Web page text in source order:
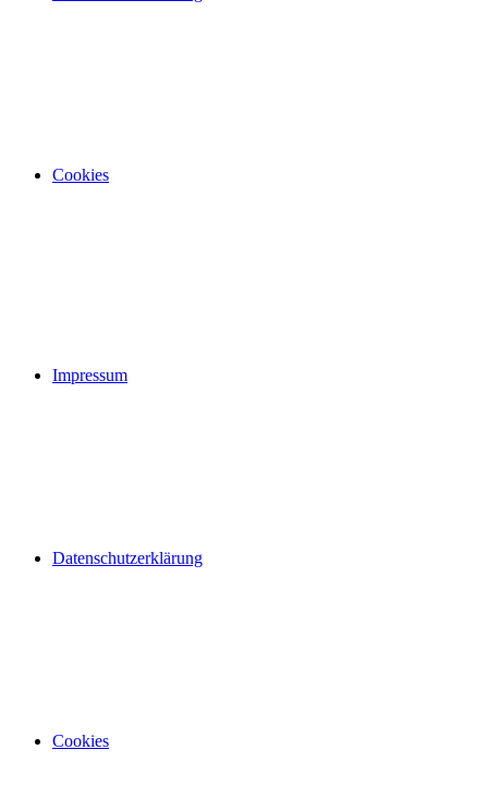
Cookies
Impressum
Datenschutzerklärung
Cookies